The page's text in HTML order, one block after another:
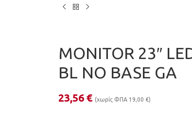
MONITOR 23″
BL NO BASE GA
23,56 € (χωρίς ΦΠΑ 19,00 €)